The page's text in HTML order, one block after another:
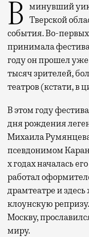
В минувший уикенд маленькая Старица в Тверской
события. Во-
принимала
году он прошел уже
тысяч зрителей,
театров (кстати, в
В этом году
дня рождения
Михаила
псевдонимом
х годах началась
работал
драмтеатре и
клоунскую
Москву,
миру.